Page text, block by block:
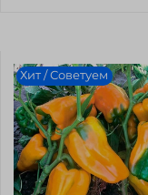
Хит / Советуем